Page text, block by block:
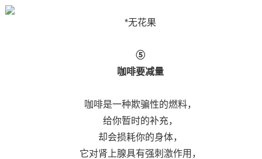
*无花果
⑤
咖啡要减量
咖啡是一种欺骗性的燃料，
给你暂时的补充，
却会损耗你的身体，
它对肾上腺具有强刺激作用，